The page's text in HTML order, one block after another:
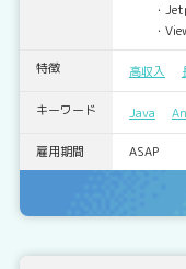
・
・
特徴 高収入
キーワード Java
雇用期間 ASAP